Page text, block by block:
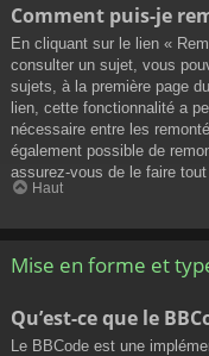
Comment puis-je
En cliquant sur le lien «
consulter un sujet, vous
sujets, à la première page
lien, cette fonctionnalité a
nécessaire entre les
également possible de
assurez-vous de le faire
Haut
Mise en forme et
Qu’est-ce que le
Le BBCode est une